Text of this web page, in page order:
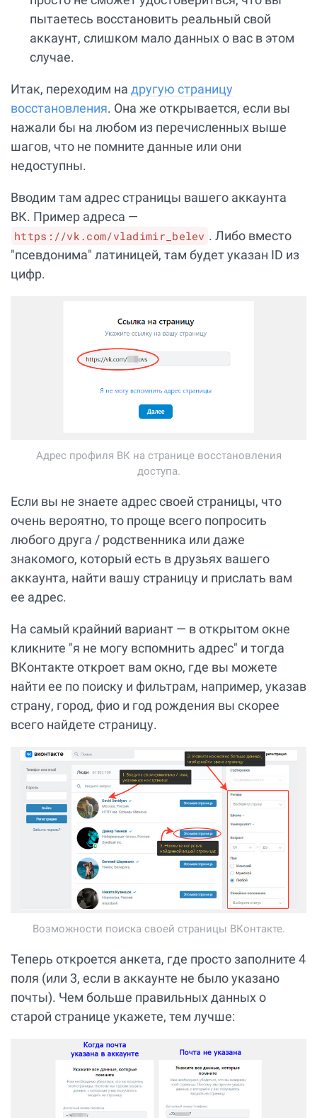
пытаетесь восстановить реальный свой
аккаунт, слишком мало данных о вас в этом
случае.
Итак, переходим на другую страницу
восстановления. Она же открывается, если вы
нажали бы на любом из перечисленных выше
шагов, что не помните данные или они
недоступны.
Вводим там адрес страницы вашего аккаунта
ВК. Пример адреса —
https://vk.com/vladimir_belev . Либо вместо
"псевдонима" латиницей, там будет указан ID из
цифр.
Адрес профиля ВК на странице восстановления
доступа.
Если вы не знаете адрес своей страницы, что
очень вероятно, то проще всего попросить
любого друга / родственника или даже
знакомого, который есть в друзьях вашего
аккаунта, найти вашу страницу и прислать вам
ее адрес.
На самый крайний вариант — в открытом окне
кликните "я не могу вспомнить адрес" и тогда
ВКонтакте откроет вам окно, где вы можете
найти ее по поиску и фильтрам, например, указав
страну, город, фио и год рождения вы скорее
всего найдете страницу.
Возможности поиска своей страницы ВКонтакте.
Теперь откроется анкета, где просто заполните 4
поля (или 3, если в аккаунте не было указано
почты). Чем больше правильных данных о
старой странице укажете, тем лучше: